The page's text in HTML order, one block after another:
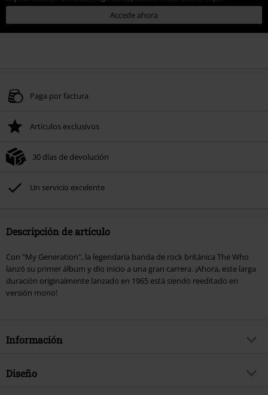
Accede ahora
Paga por factura
Artículos exclusivos
30 días de devolución
Un servicio excelente
Descripción de artículo
Con "My Generation", la legendaria banda de rock británica The Who
lanzó su primer álbum y dio inicio a una gran carrera. ¡Ahora, este larga
duración originalmente lanzado en 1965 está siendo reeditado en
versión mono!
Información
Artículo no.
Diseño